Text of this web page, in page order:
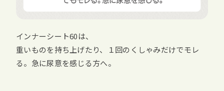
インナーシート60は、
重いものを持ち上げたり、１回のくしゃみだけでモレ
る。急に尿意を感じる方へ。